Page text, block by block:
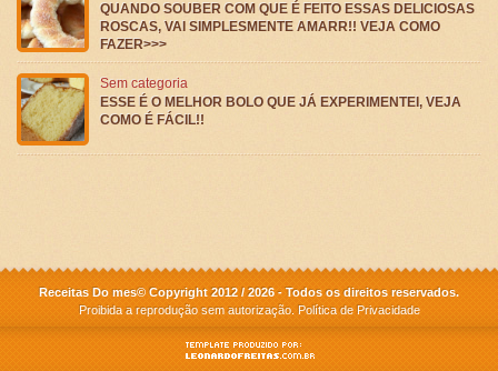
QUANDO SOUBER COM QUE É FEITO ESSAS DELICIOSAS
ROSCAS, VAI SIMPLESMENTE AMARR!! VEJA COMO
FAZER>>>
Sem categoria
ESSE É O MELHOR BOLO QUE JÁ EXPERIMENTEI, VEJA
COMO É FÁCIL!!
Receitas Do mes© Copyright 2012 / 2026 - Todos os direitos reservados.
Proibida a reprodução sem autorização. Política de Privacidade